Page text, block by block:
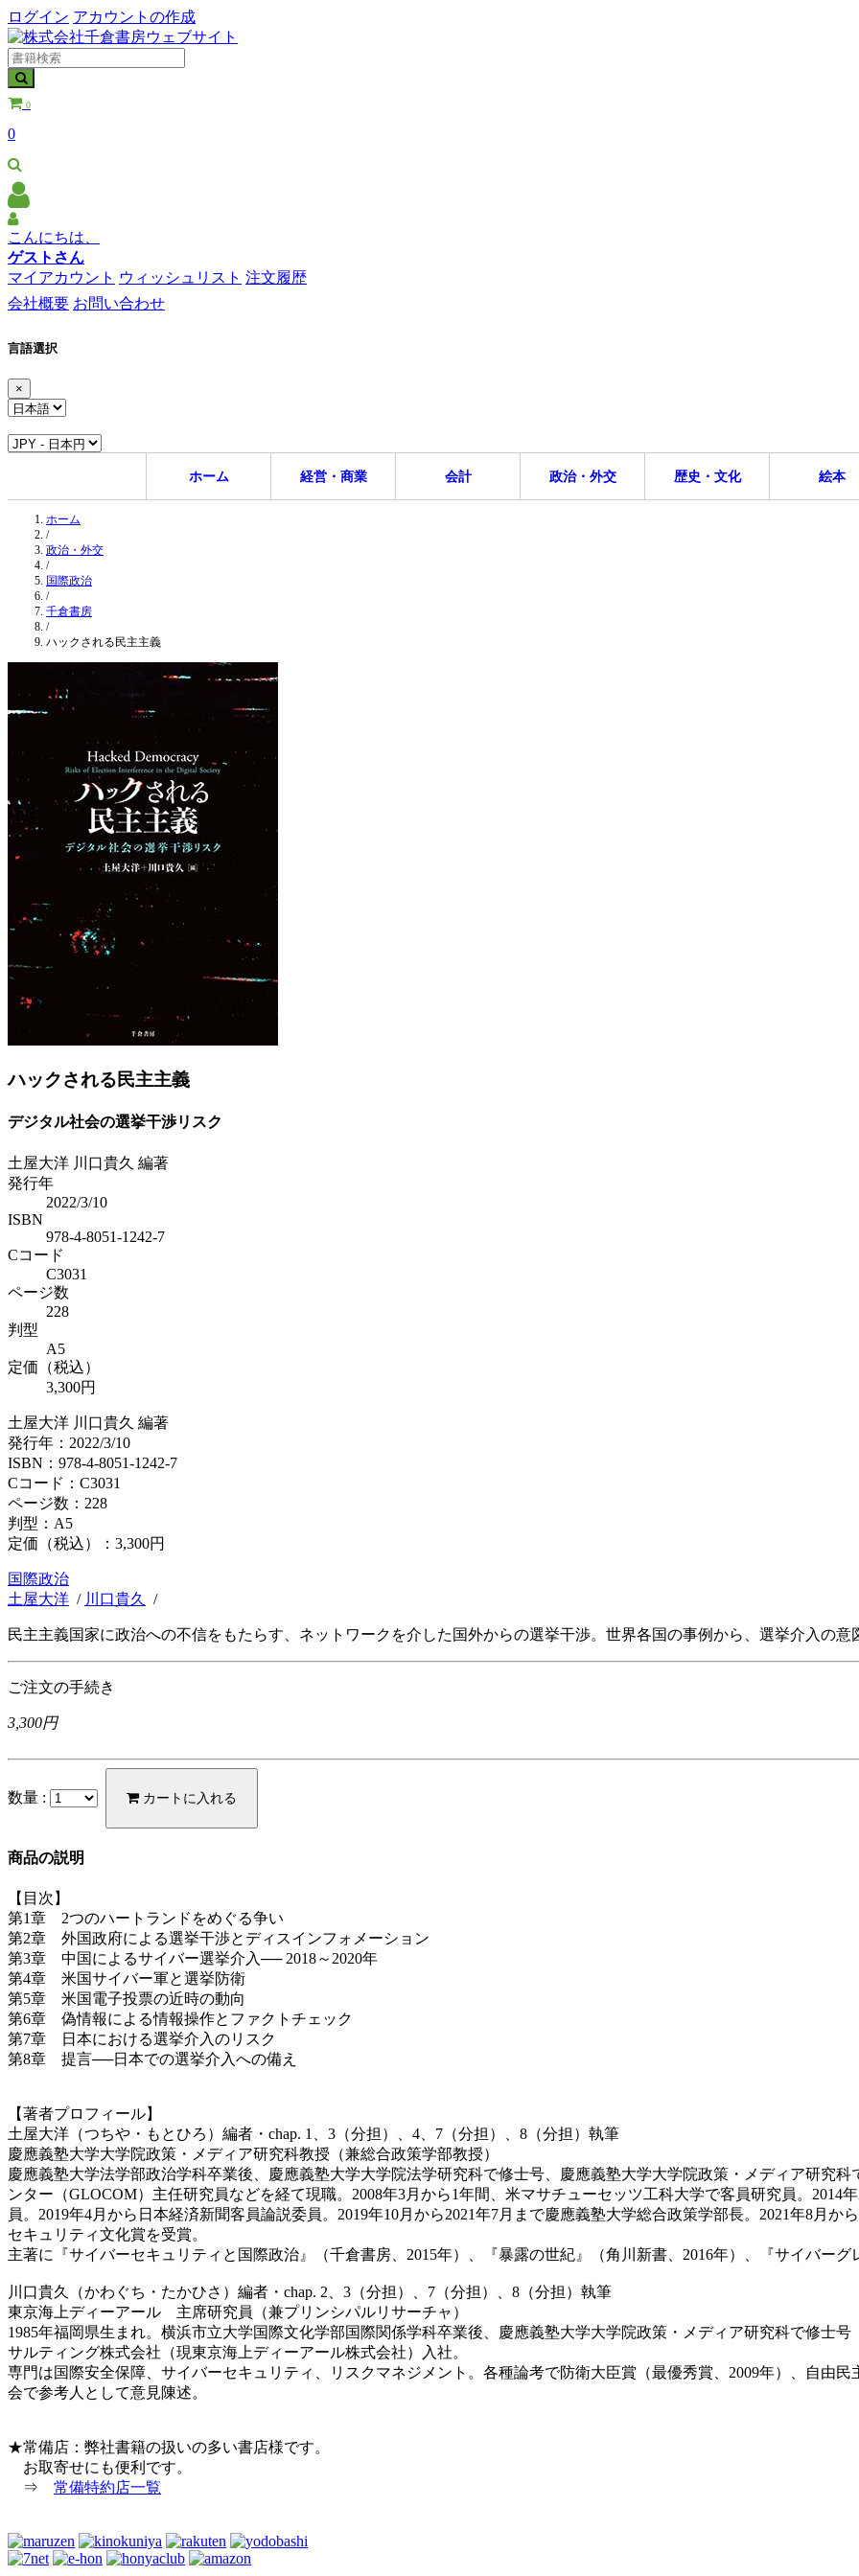
ログイン アカウントの作成
0
0
こんにちは、
ゲストさん
マイアカウント ウィッシュリスト 注文履歴
会社概要 お問い合わせ
言語選択
×
ホーム 経営・商業 会計 政治・外交 歴史・文化 絵本
ホーム
/
政治・外交
/
国際政治
/
千倉書房
/
ハックされる民主主義
ハックされる民主主義
デジタル社会の選挙干渉リスク
土屋大洋 川口貴久 編著
発行年
2022/3/10
ISBN
978-4-8051-1242-7
Cコード
C3031
ページ数
228
判型
A5
定価（税込）
3,300円
土屋大洋 川口貴久 編著
発行年：2022/3/10
ISBN：978-4-8051-1242-7
Cコード：C3031
ページ数：228
判型：A5
定価（税込）： 3,300円
国際政治
土屋大洋 / 川口貴久 /
民主主義国家に政治への不信をもたらす、ネットワークを介した国外からの選挙干渉。世界各国の事例から、選挙介入の意
ご注文の手続き
3,300円
数量 : カートに入れる
商品の説明
【目次】
第1章 2つのハートランドをめぐる争い
第2章 外国政府による選挙干渉とディスインフォメーション
第3章 中国によるサイバー選挙介入── 2018～2020年
第4章 米国サイバー軍と選挙防衛
第5章 米国電子投票の近時の動向
第6章 偽情報による情報操作とファクトチェック
第7章 日本における選挙介入のリスク
第8章 提言──日本での選挙介入への備え
【著者プロフィール】
土屋大洋（つちや・もとひろ）編者・chap. 1、3（分担）、4、7（分担）、8（分担）執筆
慶應義塾大学大学院政策・メディア研究科教授（兼総合政策学部教授）
慶應義塾大学法学部政治学科卒業後、慶應義塾大学大学院法学研究科で修士号、慶應義塾大学大学院政策・メディア研究
ンター（GLOCOM）主任研究員などを経て現職。2008年3月から1年間、米マサチューセッツ工科大学で客員研究員。2014
員。2019年4月から日本経済新聞客員論説委員。2019年10月から2021年7月まで慶應義塾大学総合政策学部長。2021年8月
セキュリティ文化賞を受賞。
主著に『サイバーセキュリティと国際政治』（千倉書房、2015年）、『暴露の世紀』（角川新書、2016年）、『サイバーグ
川口貴久（かわぐち・たかひさ）編者・chap. 2、3（分担）、7（分担）、8（分担）執筆
東京海上ディーアール 主席研究員（兼プリンシパルリサーチャ）
1985年福岡県生まれ。横浜市立大学国際文化学部国際関係学科卒業後、慶應義塾大学大学院政策・メディア研究科で修士
サルティング株式会社（現東京海上ディーアール株式会社）入社。
専門は国際安全保障、サイバーセキュリティ、リスクマネジメント。各種論考で防衛大臣賞（最優秀賞、2009年）、自由
会で参考人として意見陳述。
★常備店：弊社書籍の扱いの多い書店様です。
お取寄せにも便利です。
⇒ 常備特約店一覧